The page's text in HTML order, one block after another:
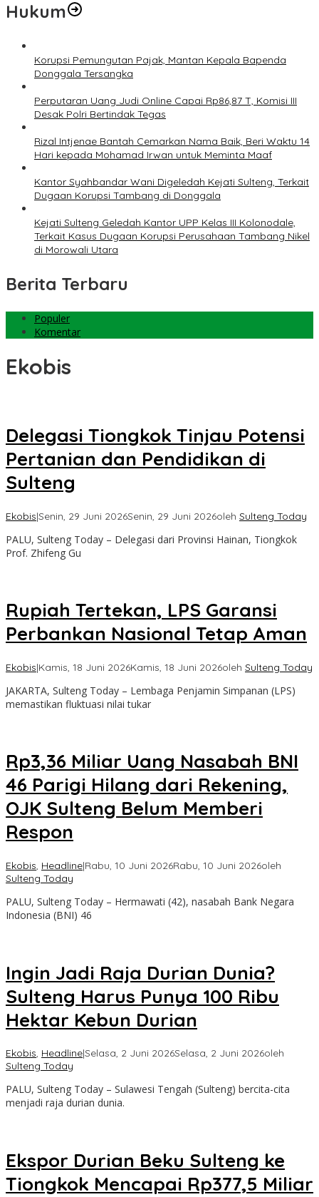
Hukum
Korupsi Pemungutan Pajak, Mantan Kepala Bapenda
Donggala Tersangka
Perputaran Uang Judi Online Capai Rp86,87 T, Komisi III
Desak Polri Bertindak Tegas
Rizal Intjenae Bantah Cemarkan Nama Baik, Beri Waktu 14
Hari kepada Mohamad Irwan untuk Meminta Maaf
Kantor Syahbandar Wani Digeledah Kejati Sulteng, Terkait
Dugaan Korupsi Tambang di Donggala
Kejati Sulteng Geledah Kantor UPP Kelas III Kolonodale,
Terkait Kasus Dugaan Korupsi Perusahaan Tambang Nikel
di Morowali Utara
Berita Terbaru
Populer
Komentar
Ekobis
Delegasi Tiongkok Tinjau Potensi
Pertanian dan Pendidikan di
Sulteng
Ekobis|Senin, 29 Juni 2026Senin, 29 Juni 2026oleh Sulteng Today
PALU, Sulteng Today – Delegasi dari Provinsi Hainan, Tiongkok
Prof. Zhifeng Gu
Rupiah Tertekan, LPS Garansi
Perbankan Nasional Tetap Aman
Ekobis|Kamis, 18 Juni 2026Kamis, 18 Juni 2026oleh Sulteng Today
JAKARTA, Sulteng Today – Lembaga Penjamin Simpanan (LPS)
memastikan fluktuasi nilai tukar
Rp3,36 Miliar Uang Nasabah BNI
46 Parigi Hilang dari Rekening,
OJK Sulteng Belum Memberi
Respon
Ekobis, Headline|Rabu, 10 Juni 2026Rabu, 10 Juni 2026oleh
Sulteng Today
PALU, Sulteng Today – Hermawati (42), nasabah Bank Negara
Indonesia (BNI) 46
Ingin Jadi Raja Durian Dunia?
Sulteng Harus Punya 100 Ribu
Hektar Kebun Durian
Ekobis, Headline|Selasa, 2 Juni 2026Selasa, 2 Juni 2026oleh
Sulteng Today
PALU, Sulteng Today – Sulawesi Tengah (Sulteng) bercita-cita
menjadi raja durian dunia.
Ekspor Durian Beku Sulteng ke
Tiongkok Mencapai Rp377,5 Miliar